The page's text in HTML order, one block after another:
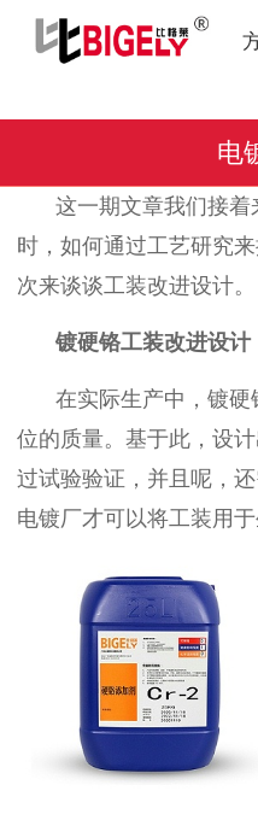
电
这一期文章我们接着
时，如何通过工艺研究
次来谈谈工装改进设计。
镀硬铬工装改进设计
在实际生产中， 镀硬
位的质量。 基于此， 设计
过试验验证 ，并且呢，
电镀厂才可以将工装用于